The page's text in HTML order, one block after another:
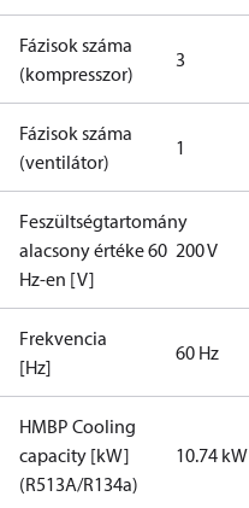
Fázisok száma
(kompresszor)
3
Fázisok száma
(ventilátor)
1
Feszültségtartomány
alacsony értéke 60
Hz-en [V]
200 V
Frekvencia
[Hz]
60 Hz
HMBP Cooling
capacity [kW]
(R513A/R134a)
10.74 kW